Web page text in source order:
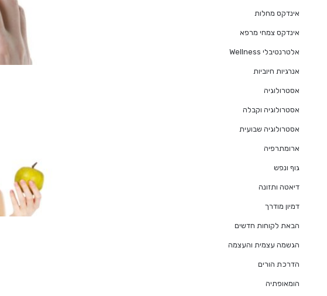
אינדקס מחלות
אינדקס צמחי מרפא
אלטרנטיבלי Wellness
אנרגיות חיוביות
אסטרולוגיה
אסטרולוגיה וקבלה
אסטרולוגיה שבועית
ארומתרפיה
גוף ונפש
דיאטה ותזונה
דמיון מודרך
הבאת לקוחות חדשים
הגשמה עצמית והעצמה
הדרכת הורים
הומאופתיה